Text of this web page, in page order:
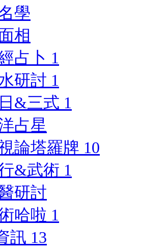
學
相
占卜 1
研討 1
&三式 1
占星
論塔羅牌 10
&武術 1
研討
哈啦 1
訊 13